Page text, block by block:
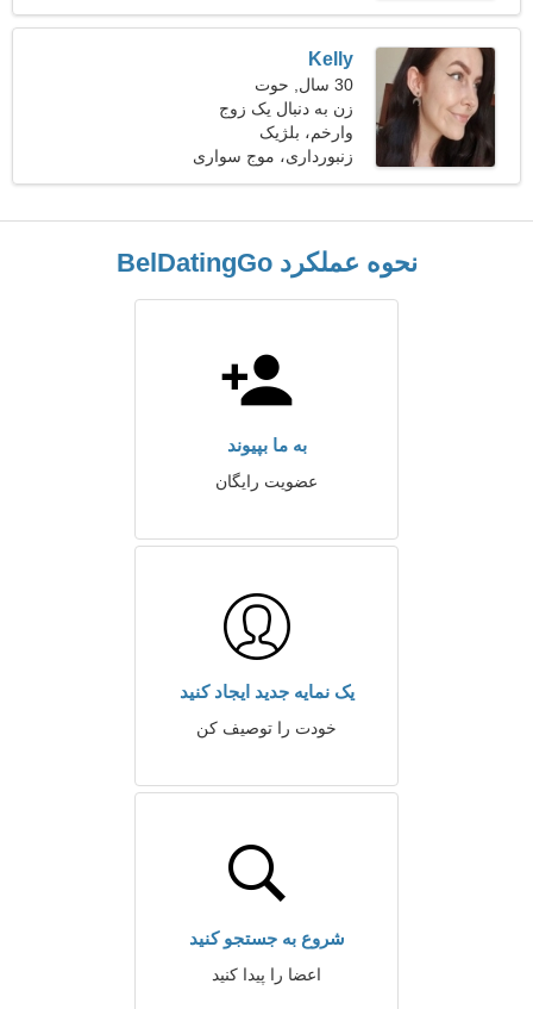
Kelly
30 سال, حوت
زن به دنبال یک زوج
وارخم، بلژیک
زنبورداری، موج سواری
نحوه عملکرد BelDatingGo
به ما بپیوند
عضویت رایگان
یک نمایه جدید ایجاد کنید
خودت را توصیف کن
شروع به جستجو کنید
اعضا را پیدا کنید